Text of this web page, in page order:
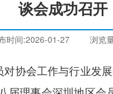
谈会成功召开
时间:2026-01-27 浏览
协会工作与行业发